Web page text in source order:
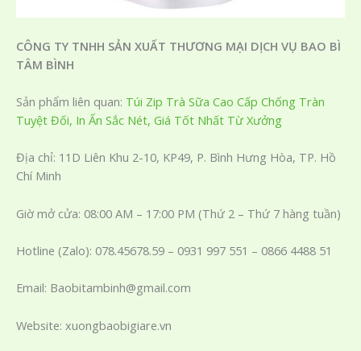
CÔNG TY TNHH SẢN XUẤT THƯƠNG MẠI DỊCH VỤ BAO BÌ
TÂM BÌNH
Sản phẩm liên quan: Túi Zip Trà Sữa Cao Cấp Chống Tràn
Tuyệt Đối, In Ấn Sắc Nét, Giá Tốt Nhất Từ Xưởng
Địa chỉ: 11D Liên Khu 2-10, KP49, P. Bình Hưng Hòa, TP. Hồ
Chí Minh
Giờ mở cửa: 08:00 AM – 17:00 PM (Thứ 2 – Thứ 7 hàng tuần)
Hotline (Zalo): 078.45678.59 – 0931 997 551 – 0866 4488 51
Email: Baobitambinh@gmail.com
Website: xuongbaobigiare.vn